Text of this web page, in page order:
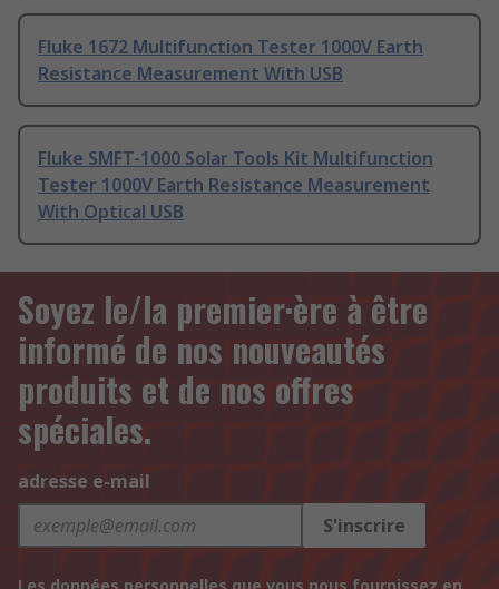
Fluke 1672 Multifunction Tester 1000V Earth
Resistance Measurement With USB
Fluke SMFT-1000 Solar Tools Kit Multifunction
Tester 1000V Earth Resistance Measurement
With Optical USB
Soyez le/la premier·ère à être
informé de nos nouveautés
produits et de nos offres
spéciales.
adresse e-mail
S'inscrire